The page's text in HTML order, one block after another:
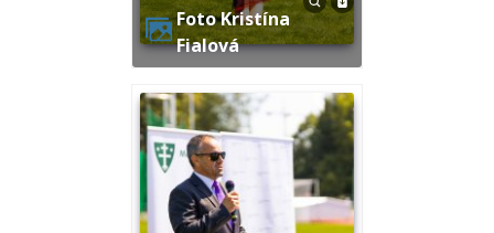
Foto Kristína
Fialová